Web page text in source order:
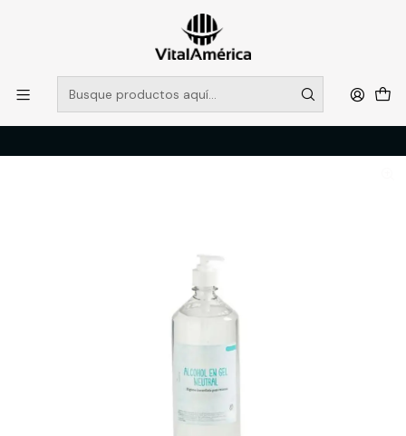
POR SISTEMA FRONTAL SOLO RETIROS EN TIENDA, DESDE
MUCHAS GRACIAS +569 5956 2237
Leer más
Inicio Catálogo SEGURIDAD INDUSTRIAL
PROTECCION GENERAL
ALCOHOL GEL 1 LITRO